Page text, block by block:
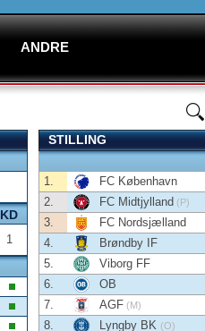
ANDRE
KD
1
STILLING
1. FC København
2.
FC Midtjylland (P)
3.
FC Nordsjælland
4.
Brøndby IF
5.
Viborg FF
6.
OB
7.
AGF (M)
8.
Lyngby BK (O)